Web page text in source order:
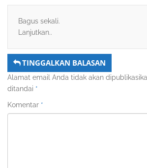
Bagus sekali.
Lanjutkan..
TINGGALKAN BALASAN
Alamat email Anda tidak akan
ditandai *
Komentar *